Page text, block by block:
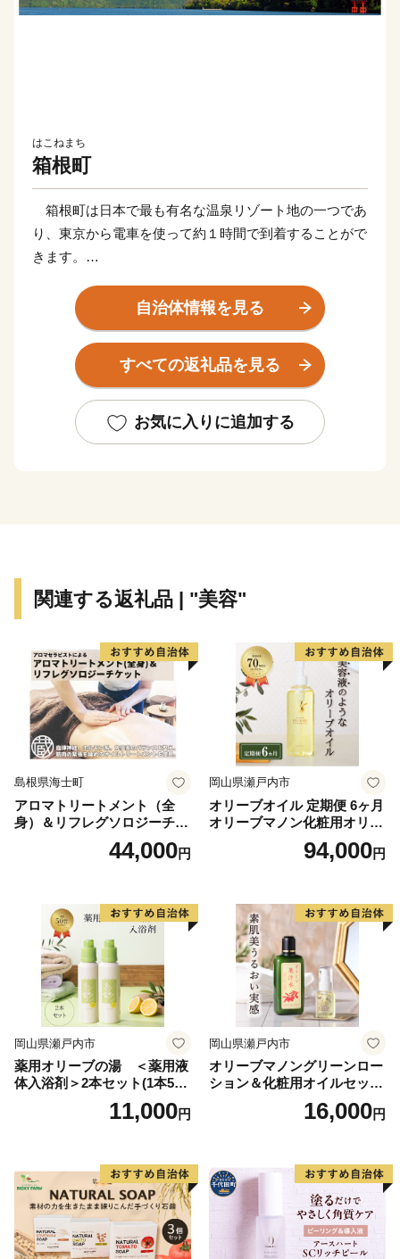
はこねまち
箱根町
箱根町は日本で最も有名な温泉リゾート地の一つであ
り、東京から電車を使って約１時間で到着することがで
きます。
のアクセスも非常に良く、東京、京都、大阪、富士山な
ど日本で人気の観光地を周遊する旅の滞在地として便利
な立地にあります。
そのため、国内外から毎年2000万人を超える観光客が
文化遺産にも登録されている富士山を近くに見ることも
出来ます。
根旧街道や伝統工芸品など、様々な魅力を持つ一大リゾ
箱根町では、「ふるさと納税制度」を活用し、箱根町
のまちづくりを応援していただける皆様からの寄付を募
っています。
箱根町出身の方や箱根町を訪れたことのある方など、
「箱根ファン」の皆様の応援をお待ちしています。
自治体情報を見る
すべての返礼品を見る
お気に入りに追加する
関連する返礼品 | "美容"
島根県海士町
アロマトリートメント（全
身）＆リフレグソロジーチケ
44,000円
岡山県瀬戸内市
オリーブオイル 定期便 6ヶ月
オリーブマノン化粧用オリー
ブオイル 200ml オリーブ オ
イル 美容 スキンケア 化粧用
94,000円
岡山県瀬戸内市
薬用オリーブの湯 ＜薬用液
体入浴剤＞2本セット(1本500
11,000円
岡山県瀬戸内市
オリーブマノングリーンロー
ション＆化粧用オイルセット
美容グッズ スキンケア 化粧
16,000円